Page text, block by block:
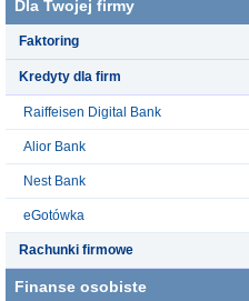
Dla Twojej firmy
Faktoring
Kredyty dla firm
Raiffeisen Digital Bank
Alior Bank
Nest Bank
eGotówka
Rachunki firmowe
Finanse osobiste